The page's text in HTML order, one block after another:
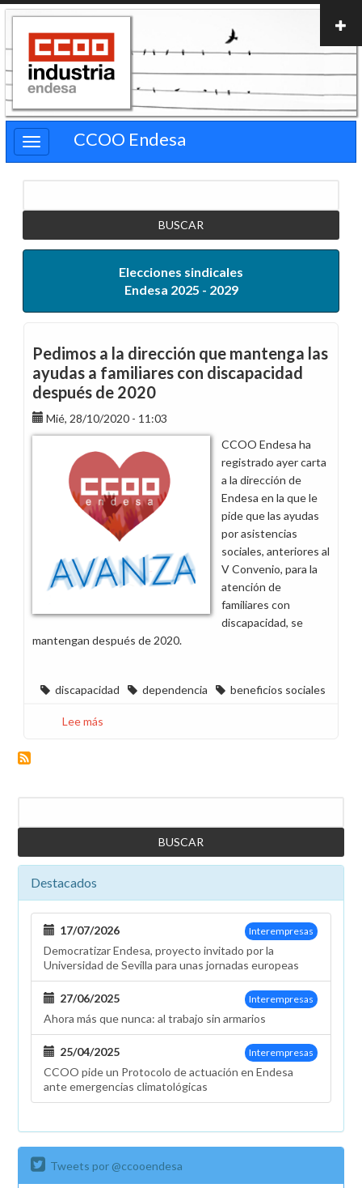
Pasar
contenido
principal
CCOO Endesa
Elecciones sindicales
Endesa 2025 - 2029
Pedimos a la dirección que mantenga las
ayudas a familiares con discapacidad
después de 2020
Mié, 28/10/2020 - 11:03
CCOO Endesa ha
registrado ayer carta
a la dirección de
Endesa en la que le
pide que las ayudas
por asistencias
sociales, anteriores al
V Convenio, para la
atención de
familiares con
discapacidad, se
mantengan después de 2020.
discapacidad dependencia beneficios sociales
Lee más
mantenga
ayudas
familiares
con
discapacidad
después
de
Destacados
Interempresas
17/07/2026
Democratizar Endesa, proyecto invitado por la
Universidad de Sevilla para unas jornadas europeas
Interempresas
27/06/2025
Ahora más que nunca: al trabajo sin armarios
Interempresas
25/04/2025
CCOO pide un Protocolo de actuación en Endesa
ante emergencias climatológicas
Tweets por @ccooendesa